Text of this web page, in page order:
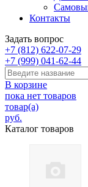
Контакты
Задать вопрос
+7 (812) 622-07-29
+7 (999) 041-62-44
В корзине
пока нет товаров
товар(а)
руб.
Каталог товаров